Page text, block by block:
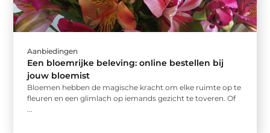
Aanbiedingen
Een bloemrijke beleving: online bestellen bij
jouw bloemist
Bloemen hebben de magische kracht om elke ruimte op te
fleuren en een glimlach op iemands gezicht te toveren. Of
...